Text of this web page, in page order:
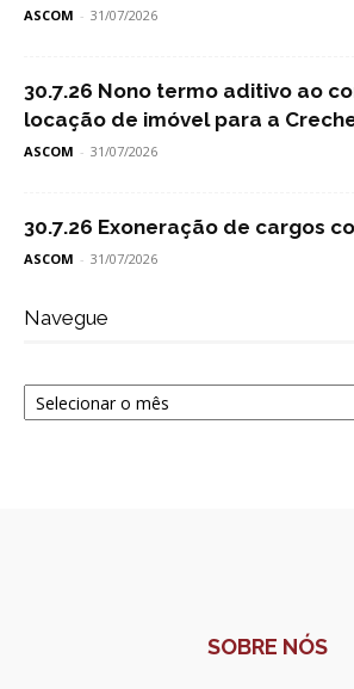
ASCOM - 31/07/2026
30.7.26 Nono termo aditivo ao
locação de imóvel para a
ASCOM - 31/07/2026
30.7.26 Exoneração de cargos
ASCOM - 31/07/2026
Navegue
Navegue
SOBRE NÓS